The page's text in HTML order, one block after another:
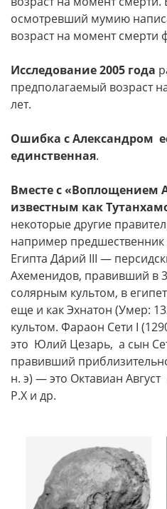
осмотревший мумию
возраст на момент смерти
Исследование 2005 года
предполагаемый возраст
лет.
Ошибка с Александром
единственная.
Вместе с «Воплощением
известным как
некоторые другие
например предшественник
Египта Да́рий III —
Ахеменидов, правивший в
солярным культом, в
еще и как Эхнатон (Умер:
культом. Фараон Сети I
это Юлий Цезарь, а сын
правивший
н. э) — это Октавиан
Р.Х и др.